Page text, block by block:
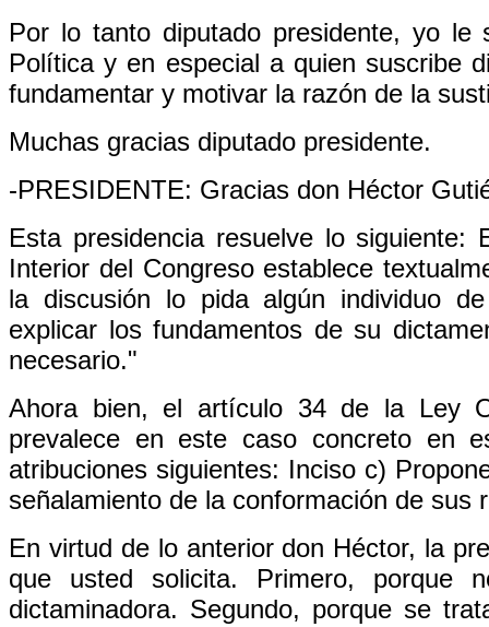
Por lo tanto diputado presidente, yo le
Política y en especial a quien suscribe
fundamentar y motivar la razón de la
Muchas gracias diputado presidente.
-PRESIDENTE: Gracias don Héctor
Esta presidencia resuelve lo
Interior del Congreso establece
la discusión lo pida algún individuo
explicar los fundamentos de su
necesario."
Ahora bien, el artículo 34 de la Ley
prevalece en este caso concreto en
atribuciones siguientes: Inciso c)
señalamiento de la conformación de sus
En virtud de lo anterior don Héctor, la
que usted solicita. Primero, porque
dictaminadora. Segundo, porque se